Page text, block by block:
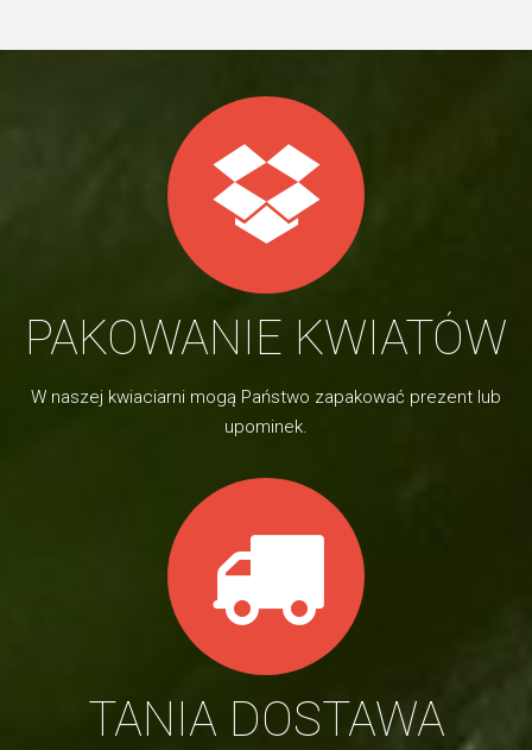
PAKOWANIE KWIATÓW
W naszej kwiaciarni mogą Państwo zapakować prezent lub
upominek.
TANIA DOSTAWA